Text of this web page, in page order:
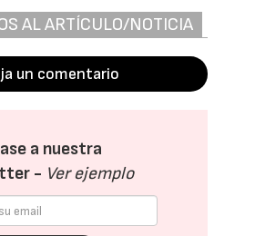
AL ARTÍCULO/NOTICIA
un comentario
a nuestra
- Ver ejemplo